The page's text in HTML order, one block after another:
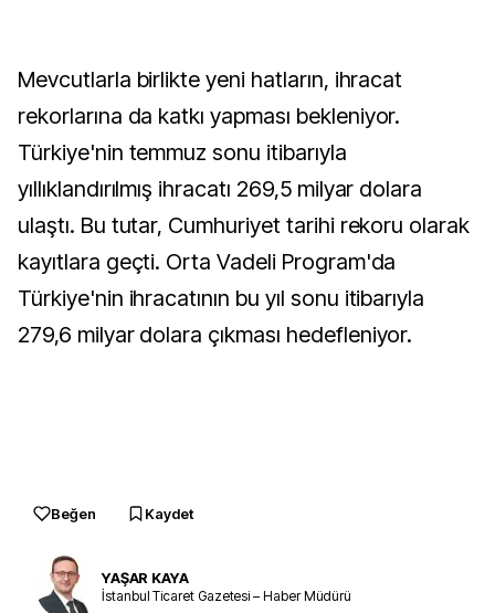
Mevcutlarla birlikte yeni hatların, ihracat
rekorlarına da katkı yapması bekleniyor.
Türkiye'nin temmuz sonu itibarıyla
yıllıklandırılmış ihracatı 269,5 milyar dolara
ulaştı. Bu tutar, Cumhuriyet tarihi rekoru olarak
kayıtlara geçti. Orta Vadeli Program'da
Türkiye'nin ihracatının bu yıl sonu itibarıyla
279,6 milyar dolara çıkması hedefleniyor.
Beğen Kaydet
YAŞAR KAYA
İstanbul Ticaret Gazetesi – Haber Müdürü